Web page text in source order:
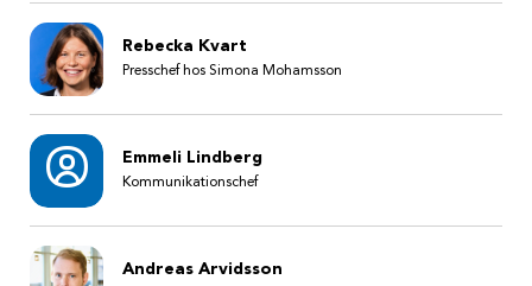
Rebecka Kvart
Presschef hos Simona Mohamsson
Emmeli Lindberg
Kommunikationschef
Andreas Arvidsson